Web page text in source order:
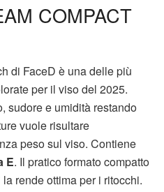
COMPACT
di FaceD è una delle più
per il viso del 2025.
sudore e umidità restando
vuole risultare
peso sul viso. Contiene
E. Il pratico formato compatto
rende ottima per i ritocchi.